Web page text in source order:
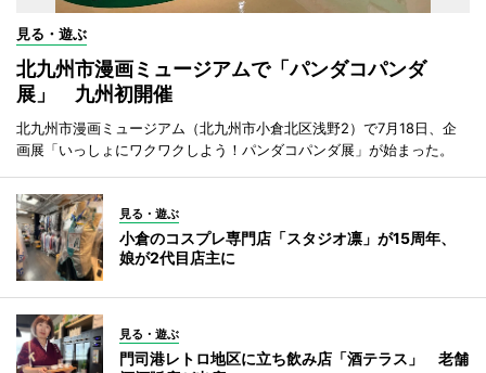
見る・遊ぶ
北九州市漫画ミュージアムで「パンダコパンダ
展」 九州初開催
北九州市漫画ミュージアム（北九州市小倉北区浅野2）で7月18日、企
画展「いっしょにワクワクしよう！パンダコパンダ展」が始まった。
見る・遊ぶ
小倉のコスプレ専門店「スタジオ凛」が15周年、
娘が2代目店主に
見る・遊ぶ
門司港レトロ地区に立ち飲み店「酒テラス」 老舗